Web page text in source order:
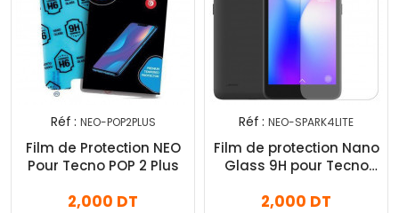
Réf : NEO-POP2PLUS
Film de Protection NEO
Pour Tecno POP 2 Plus
2,000 DT
Réf : NEO-SPARK4LITE
Film de protection Nano
Glass 9H pour Tecno
2,000 DT